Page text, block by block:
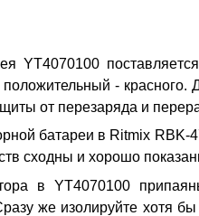
YT4070100
-
от перезаряда и
батареи в Ritmix
сходны и хорошо
в YT4070100
же изолируйте хотя